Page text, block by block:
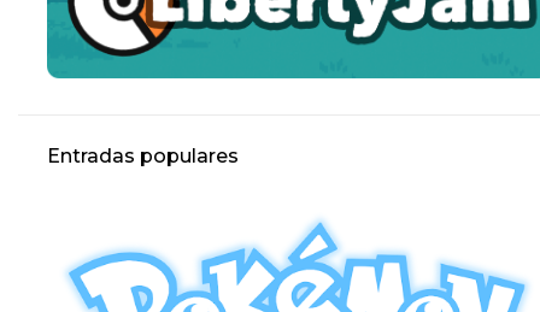
Entradas populares